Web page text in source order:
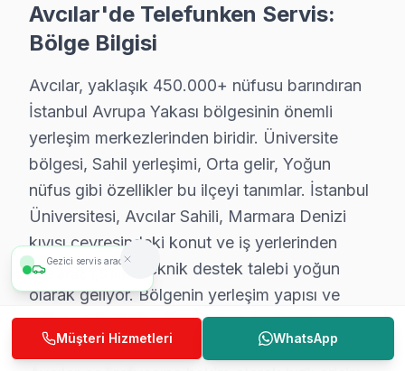
Avcılar teknisyenlerimiz Telefunken tarafından resmi
• Avcılar'de BGA ve SMD Lehimleme Uzmanlığı
• Yazılım ve Firmware Yükseltmesi
Smart TV yazılım sorunlarını, firmware
• Avcılar'de Sürekli Eğitim Programları
Avcılar servisimizde modern teknolojilere ayak
» Ekibimiz, her servis işlemini sanatsal bir titizlikle
Avcılar'de televizyon servis ihtiyacınız için, güvenilir
Avcılar Telefunken servis Merkezi
Avcılar Telefunken uzman ekibimiz, Avcılar bölge
Avcılar'de Telefunken servis talebiniz için bizi
Avcılar'de Telefunken Servis:
Bölge Bilgisi
Avcılar, yaklaşık 450.000+ nüfusu barındıran
İstanbul Avrupa Yakası bölgesinin önemli
yerleşim merkezlerinden biridir. Üniversite
bölgesi, Sahil yerleşimi, Orta gelir, Yoğun
nüfus gibi özellikler bu ilçeyi tanımlar. İstanbul
Üniversitesi, Avcılar Sahili, Marmara Denizi
kıyısı çevresindeki konut ve iş yerlerinden
Telefunken TV teknik destek talebi yoğun
olarak geliyor. Bölgenin yerleşim yapısı ve
nüfus yoğunluğu, Telefunken marka ekran
kullanım oranını doğrudan etkiliyor. Ekibimiz
Gezici servis aracımız
Müşteri Hizmetleri WhatsApp